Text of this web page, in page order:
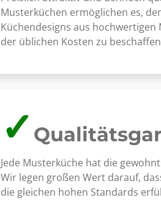
Musterküchen ermöglichen es,
Küchendesigns aus
der üblichen Kosten zu
✓
Jede Musterküche hat die
Wir legen großen Wert darauf,
die gleichen hohen Standards